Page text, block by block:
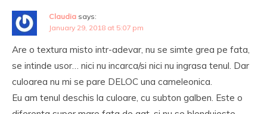
Claudia says:
January 29, 2018 at 5:07 pm
Are o textura misto intr-adevar, nu se simte grea pe fata,
se intinde usor… nici nu incarca/si nici nu ingrasa tenul. Dar
culoarea nu mi se pare DELOC una cameleonica.
Eu am tenul deschis la culoare, cu subton galben. Este o